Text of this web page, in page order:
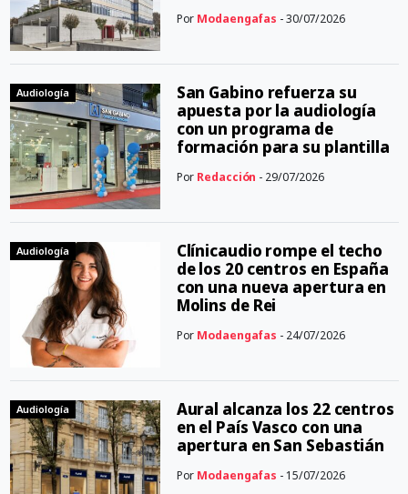
Por Modaengafas - 30/07/2026
Audiología
San Gabino refuerza su
apuesta por la audiología
con un programa de
formación para su plantilla
Por Redacción - 29/07/2026
Audiología
Clínicaudio rompe el techo
de los 20 centros en España
con una nueva apertura en
Molins de Rei
Por Modaengafas - 24/07/2026
Audiología
Aural alcanza los 22 centros
en el País Vasco con una
apertura en San Sebastián
Por Modaengafas - 15/07/2026